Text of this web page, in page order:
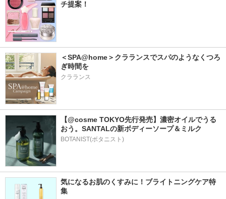
チ提案！
＜SPA@home＞クラランスでスパのようなくつろ
ぎ時間を
クラランス
【@cosme TOKYO先行発売】濃密オイルでうる
おう。SANTALの新ボディーソープ＆ミルク
BOTANIST(ボタニスト)
気になるお肌のくすみに！ブライトニングケア特
集